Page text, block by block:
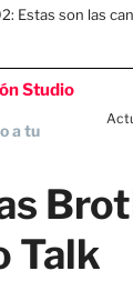
Estas son las
Studio
a tu
Talk